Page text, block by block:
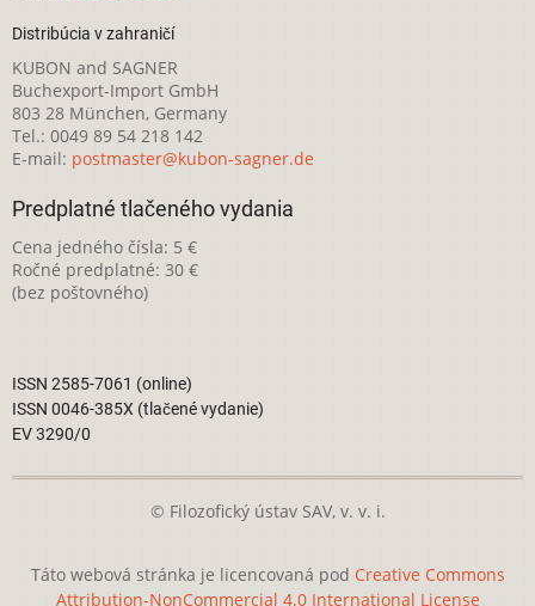
Distribúcia v zahraničí
KUBON and SAGNER
Buchexport-Import GmbH
803 28 München, Germany
Tel.: 0049 89 54 218 142
E-mail: postmaster@kubon-sagner.de
Predplatné tlačeného vydania
Cena jedného čísla: 5 €
Ročné predplatné: 30 €
(bez poštovného)
ISSN 2585-7061 (online)
ISSN 0046-385X (tlačené vydanie)
EV 3290/0
© Filozofický ústav SAV, v. v. i.
Táto webová stránka je licencovaná pod Creative Commons
Attribution-NonCommercial 4.0 International License